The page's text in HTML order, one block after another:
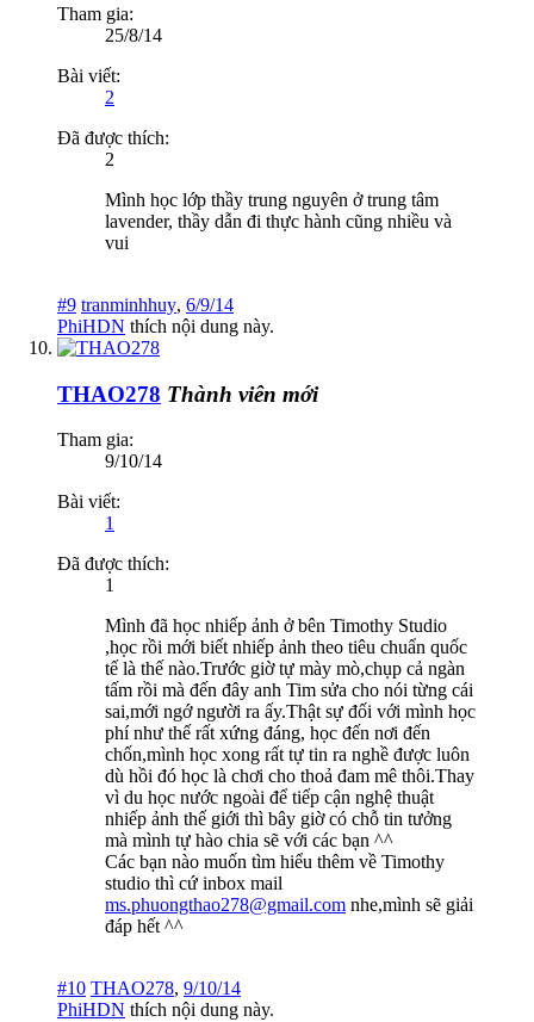
Tham gia:
25/8/14
Bài viết:
2
Đã được thích:
2
Mình học lớp thầy trung nguyên ở trung tâm
lavender, thầy dẫn đi thực hành cũng nhiều và
vui
#9 tranminhhuy, 6/9/14
PhiHDN thích nội dung này.
THAO278 Thành viên mới
Tham gia:
9/10/14
Bài viết:
1
Đã được thích:
1
Mình đã học nhiếp ảnh ở bên Timothy Studio
,học rồi mới biết nhiếp ảnh theo tiêu chuẩn quốc
tế là thế nào.Trước giờ tự mày mò,chụp cả ngàn
tấm rồi mà đến đây anh Tim sửa cho nói từng cái
sai,mới ngớ người ra ấy.Thật sự đối với mình học
phí như thế rất xứng đáng, học đến nơi đến
chốn,mình học xong rất tự tin ra nghề được luôn
dù hồi đó học là chơi cho thoả đam mê thôi.Thay
vì du học nước ngoài để tiếp cận nghệ thuật
nhiếp ảnh thế giới thì bây giờ có chỗ tin tưởng
mà mình tự hào chia sẽ với các bạn ^^
Các bạn nào muốn tìm hiểu thêm về Timothy
studio thì cứ inbox mail
ms.phuongthao278@gmail.com nhe,mình sẽ giải
đáp hết ^^
#10 THAO278, 9/10/14
PhiHDN thích nội dung này.